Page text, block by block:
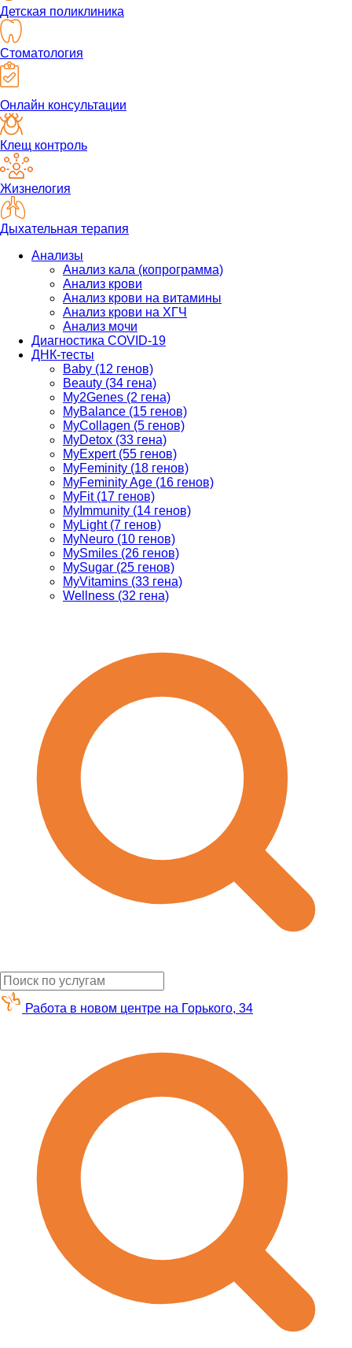
Детская поликлиника
Стоматология
Онлайн консультации
Клещ контроль
Жизнелогия
Дыхательная терапия
Анализы
Анализ кала (копрограмма)
Анализ крови
Анализ крови на витамины
Анализ крови на ХГЧ
Анализ мочи
Диагностика COVID-19
ДНК-тесты
Baby (12 генов)
Beauty (34 гена)
My2Genes (2 гена)
MyBalance (15 генов)
MyCollagen (5 генов)
MyDetox (33 гена)
MyExpert (55 генов)
MyFeminity (18 генов)
MyFeminity Age (16 генов)
MyFit (17 генов)
MyImmunity (14 генов)
MyLight (7 генов)
MyNeuro (10 генов)
MySmiles (26 генов)
MySugar (25 генов)
MyVitamins (33 гена)
Wellness (32 гена)
Работа в новом центре на Горького, 34